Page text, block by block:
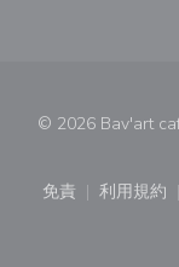
© 2026 Bav'art
免責
((新しいウィ
利用規約
((新